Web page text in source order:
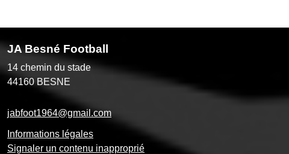
JA Besné Football
14 chemin du stade
44160 BESNE
jabfoot1964@gmail.com
Informations légales
Signaler un contenu inapproprié